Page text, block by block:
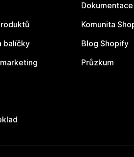
balíčky
Komunita
Blog Shopify
Průzkum